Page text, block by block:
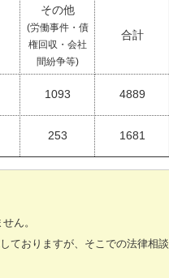
その他
(労働事件・債
権回収・会社
間紛争等)
合計
1093 4889
253 1681
ん。
ておりますが、そこでの法律相談